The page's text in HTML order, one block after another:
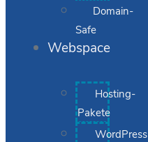
Domain-
Safe
Webspace
Hosting-
Pakete
WordPress